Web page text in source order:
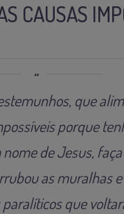
CAUSAS
que
porque
de Jesus,
as muralhas
que